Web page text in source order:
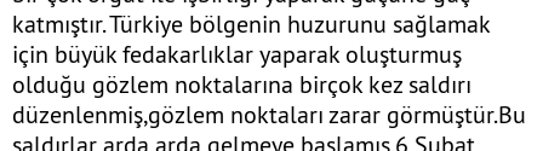
katmıştır. Türkiye bölgenin huzurunu sağlamak
için büyük fedakarlıklar yaparak oluşturmuş
olduğu gözlem noktalarına birçok kez saldırı
düzenlenmiş,gözlem noktaları zarar görmüştür.Bu
saldırlar arda arda gelmeye başlamış,6 Şubat